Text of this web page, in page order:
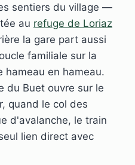
sentiers du village —
au refuge de Loriaz
la gare part aussi
familiale sur la
hameau en hameau.
du Buet ouvre sur le
quand le col des
d'avalanche, le train
lien direct avec